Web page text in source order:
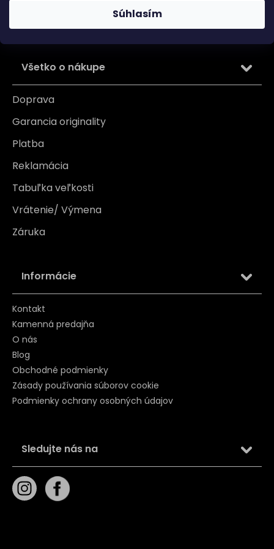
Súhlasím
Všetko o nákupe
Doprava
Garancia originality
Platba
Reklamácia
Tabuľka veľkosti
Vrátenie/ Výmena
Záruka
Informácie
Kontakt
Kamenná predajňa
O nás
Blog
Obchodné podmienky
Zásady používania súborov cookie
Podmienky ochrany osobných údajov
Sledujte nás na